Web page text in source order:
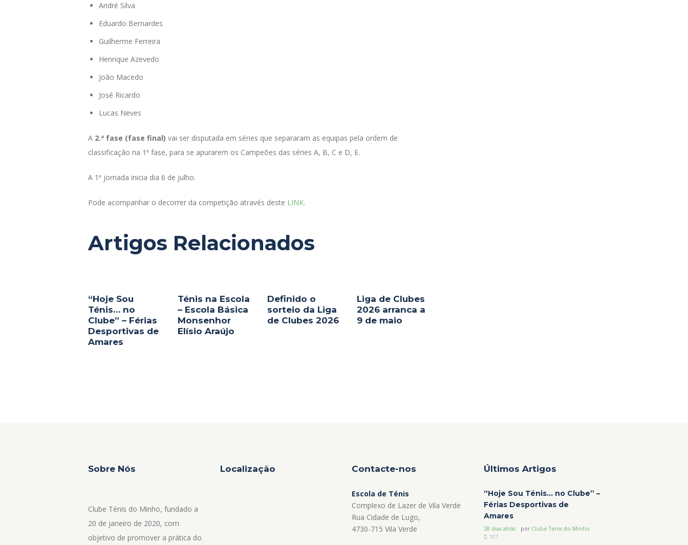
André Silva
Eduardo Bernardes
Guilherme Ferreira
Henrique Azevedo
João Macedo
José Ricardo
Lucas Neves
A 2.ª fase (fase final) vai ser disputada em séries que separaram as equipas pela ordem de
classificação na 1ª fase, para se apurarem os Campeões das séries A, B, C e D, E.
A 1ª jornada inicia dia 6 de julho.
Pode acompanhar o decorrer da competição através deste LINK.
Artigos Relacionados
“Hoje Sou
Ténis… no
Clube” – Férias
Desportivas de
Amares
Ténis na Escola
– Escola Básica
Monsenhor
Elísio Araújo
Definido o
sorteio da Liga
de Clubes 2026
Liga de Clubes
2026 arranca a
9 de maio
Sobre Nós
Clube Ténis do Minho, fundado a
20 de janeiro de 2020, com
objetivo de promover a prática do
Localização Contacte-nos
Escola de Ténis
Complexo de Lazer de Vila Verde
Rua Cidade de Lugo,
4730-715 Vila Verde
Últimos Artigos
“Hoje Sou Ténis… no Clube” –
Férias Desportivas de
Amares
28 dias atrás por Clube Ténis do Minho
107